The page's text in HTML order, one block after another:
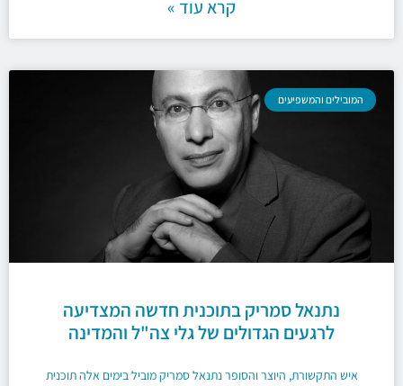
קרא עוד »
המובילים והמשפיעים
נתנאל סמריק בתוכנית חדשה המצדיעה
לרגעים הגדולים של גלי צה"ל והמדינה
איש התקשורת, היוצר והסופר נתנאל סמריק מוביל בימים אלה תוכנית